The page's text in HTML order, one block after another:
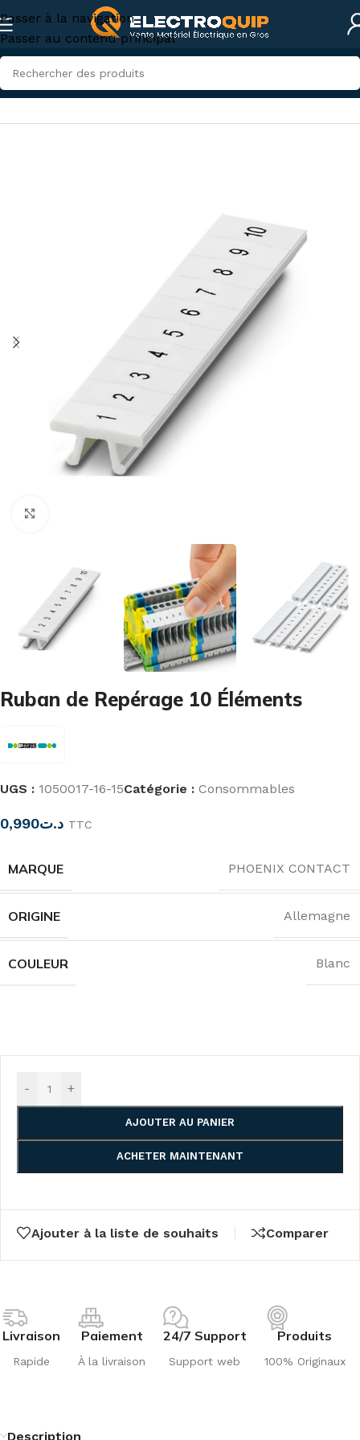
Passer à la navigation
Passer au contenu principal
Accueil/Accessoires et outillage/Consommables
Ruban de Repérage 10 Éléments
UGS : 1050017-16-15Catégorie : Consommables
د.ت0,990 TTC
MARQUE PHOENIX CONTACT
ORIGINE Allemagne
COULEUR Blanc
- +
AJOUTER AU PANIER
ACHETER MAINTENANT
Ajouter à la liste de souhaits Comparer
Livraison
Rapide
Paiement
À la livraison
24/7 Support
Support web
Produits
100% Originaux
Description